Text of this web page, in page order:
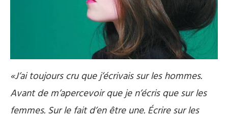
«J’ai toujours cru que j’écrivais sur les hommes.
Avant de m’apercevoir que je n’écris que sur les
femmes. Sur le fait d’en être une. Écrire sur les